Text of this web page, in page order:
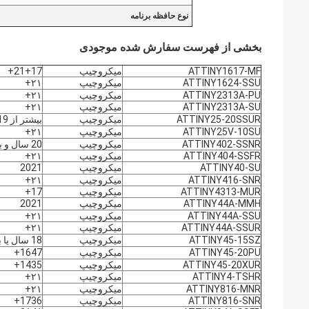
نوع حافظه برنامه
بخشی از فهرست سفارش شده موجودی
ATTINY1617-MF میکروچیپ
21+17+
ATTINY1624-SSU
میکروچیپ
۲۱+
ATTINY2313A-PU
میکروچیپ
۲۱+
ATTINY2313A-SU
میکروچیپ
۲۱+
ATTINY25-20SSUR
میکروچیپ
بیشتر از 19 سال
ATTINY25V-10SU
میکروچیپ
۲۱+
ATTINY402-SSNR
میکروچیپ
20 سال و بيشتر
ATTINY404-SSFR
میکروچیپ
۲۱+
ATTINY40-SU
میکروچیپ
2021
ATTINY416-SNR
میکروچیپ
۲۱+
ATTINY4313-MUR
میکروچیپ
17+
ATTINY44A-MMH
میکروچیپ
2021
ATTINY44A-SSU
میکروچیپ
۲۱+
ATTINY44A-SSUR
میکروچیپ
۲۱+
ATTINY45-15SZ
میکروچیپ
18 سال یا بیشتر
ATTINY45-20PU
میکروچیپ
1647+
ATTINY45-20XUR
میکروچیپ
1435+
ATTINY4-TSHR
میکروچیپ
۲۱+
ATTINY816-MNR
میکروچیپ
۲۱+
ATTINY816-SNR
میکروچیپ
1736+